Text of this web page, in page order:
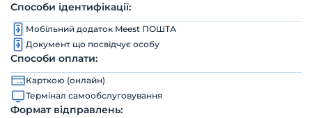
Способи ідентифікації:
Мобільний додаток Meest ПОШТА
Документ що посвідчує особу
Способи оплати:
Карткою (онлайн)
Термінал самообслуговування
Формат відправлень: